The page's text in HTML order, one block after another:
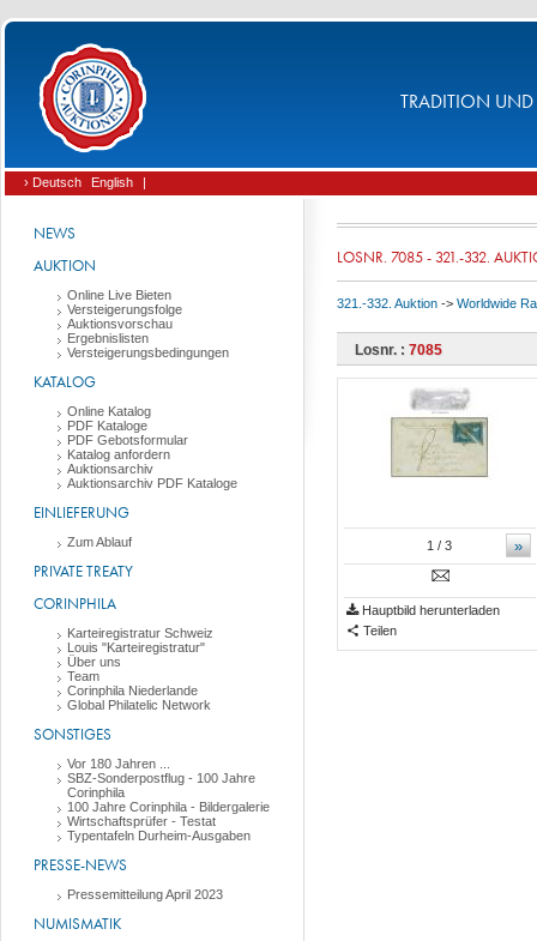
TRADITION UND
› Deutsch English |
NEWS
AUKTION
Online Live Bieten
Versteigerungsfolge
Auktionsvorschau
Ergebnislisten
Versteigerungsbedingungen
KATALOG
Online Katalog
PDF Kataloge
PDF Gebotsformular
Katalog anfordern
Auktionsarchiv
Auktionsarchiv PDF Kataloge
EINLIEFERUNG
Zum Ablauf
PRIVATE TREATY
CORINPHILA
Karteiregistratur Schweiz
Louis "Karteiregistratur"
Über uns
Team
Corinphila Niederlande
Global Philatelic Network
SONSTIGES
Vor 180 Jahren ...
SBZ-Sonderpostflug - 100 Jahre
Corinphila
100 Jahre Corinphila - Bildergalerie
Wirtschaftsprüfer - Testat
Typentafeln Durheim-Ausgaben
PRESSE-NEWS
Pressemitteilung April 2023
NUMISMATIK
LOSNR. 7085 - 321.-332.
321.-332. Auktion -> Worldwide
Losnr. : 7085
»
1 / 3
Hauptbild herunterladen
Teilen